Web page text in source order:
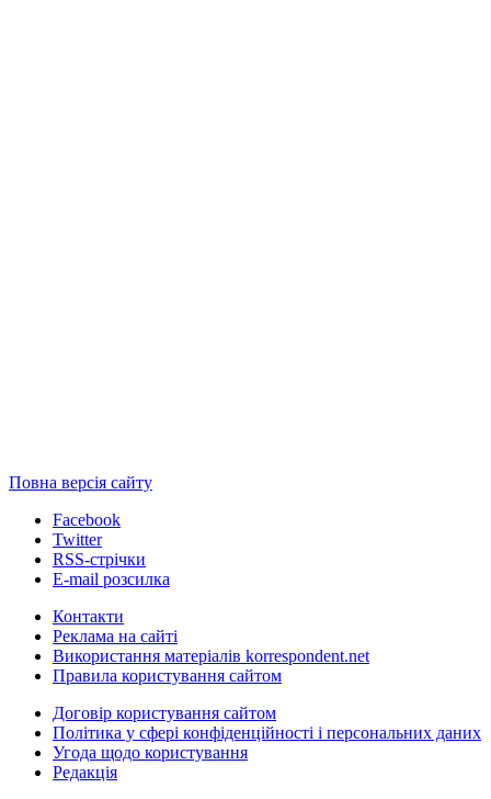
Повна версія сайту
Facebook
Twitter
RSS-стрічки
E-mail розсилка
Контакти
Реклама на сайті
Використання матеріалів korrespondent.net
Правила користування сайтом
Договір користування сайтом
Політика у сфері конфіденційності і персональних даних
Угода щодо користування
Редакція